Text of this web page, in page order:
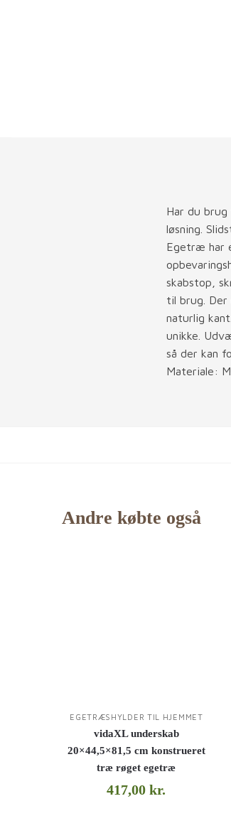
Har du
løsning.
Egetræ har
skabstop,
til brug. Der
naturlig
unikke.
så der kan
Materiale:
Andre købte også
EGETRÆSHYLDER TIL HJEMMET
vidaXL underskab
20×44,5×81,5 cm konstrueret
træ røget egetræ
417,00kr.